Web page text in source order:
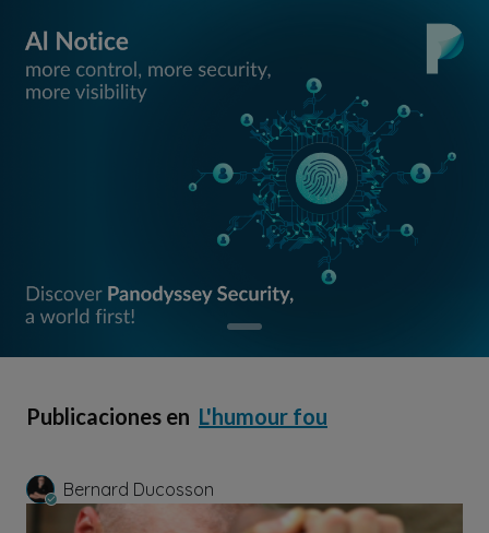
Publicaciones en L'humour fou
Bernard Ducosson